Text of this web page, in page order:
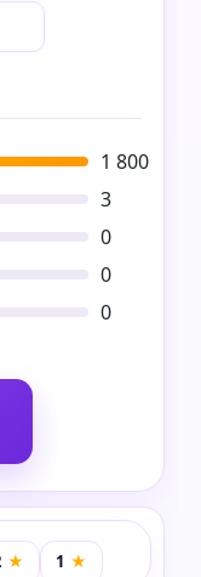
1 800
3
0
0
0